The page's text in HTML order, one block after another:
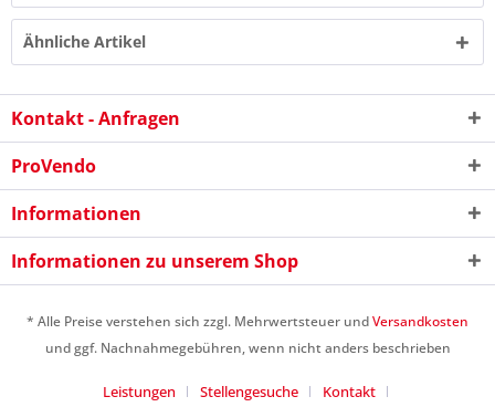
Ähnliche Artikel
Kontakt - Anfragen
ProVendo
Informationen
Informationen zu unserem Shop
* Alle Preise verstehen sich zzgl. Mehrwertsteuer undVersandkosten
und ggf. Nachnahmegebühren, wenn nicht anders beschrieben
Leistungen Stellengesuche Kontakt